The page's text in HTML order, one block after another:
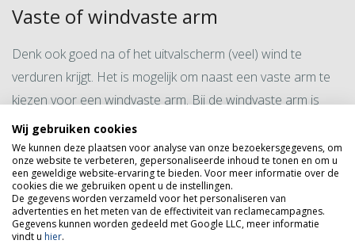
Vaste of windvaste arm
Denk ook goed na of het uitvalscherm (veel) wind te
verduren krijgt. Het is mogelijk om naast een vaste arm te
kiezen voor een windvaste arm. Bij de windvaste arm is
een krachtige veer bevestigd en een extra schoor zorgt
voor een nog betere stabiliteit.
Hoe wilt u uw uitvalscherm
bedienen?
Wij gebruiken cookies
We kunnen deze plaatsen voor analyse van onze bezoekersgegevens, om
onze website te verbeteren, gepersonaliseerde inhoud te tonen en om u
een geweldige website-ervaring te bieden. Voor meer informatie over de
cookies die we gebruiken opent u de instellingen.
De gegevens worden verzameld voor het personaliseren van
advertenties en het meten van de effectiviteit van reclamecampagnes.
Gegevens kunnen worden gedeeld met Google LLC, meer informatie
vindt u hier.